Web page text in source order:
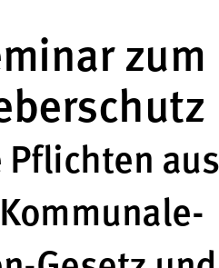
zum
Pflichten aus